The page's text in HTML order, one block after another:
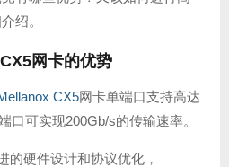
绍。
网卡的优势
CX5网卡单端口支持高达
口可实现200Gb/s的传输速率。
的硬件设计和协议优化，